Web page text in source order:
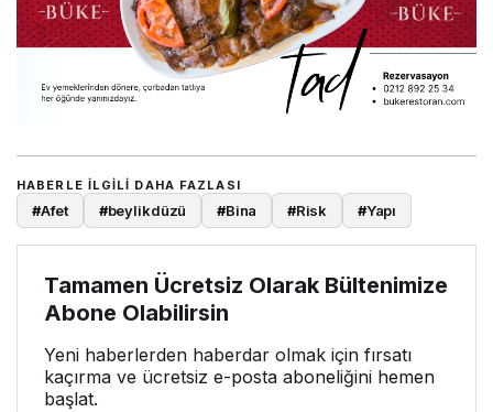
HABERLE ILGILI DAHA FAZLASI
#Afet #beylikdüzü #Bina #Risk #Yapı
Tamamen Ücretsiz Olarak Bültenimize
Abone Olabilirsin
Yeni haberlerden haberdar olmak için fırsatı
kaçırma ve ücretsiz e-posta aboneliğini hemen
başlat.